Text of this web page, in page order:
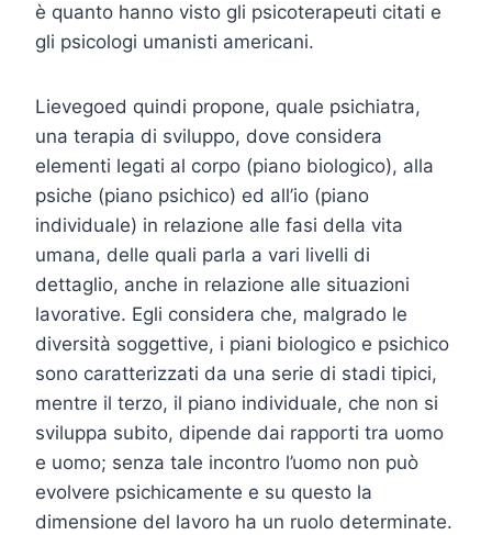
è quanto hanno visto gli psicoterapeuti citati e
gli psicologi umanisti americani.
Lievegoed quindi propone, quale psichiatra,
una terapia di sviluppo, dove considera
elementi legati al corpo (piano biologico), alla
psiche (piano psichico) ed all’io (piano
individuale) in relazione alle fasi della vita
umana, delle quali parla a vari livelli di
dettaglio, anche in relazione alle situazioni
lavorative. Egli considera che, malgrado le
diversità soggettive, i piani biologico e psichico
sono caratterizzati da una serie di stadi tipici,
mentre il terzo, il piano individuale, che non si
sviluppa subito, dipende dai rapporti tra uomo
e uomo; senza tale incontro l’uomo non può
evolvere psichicamente e su questo la
dimensione del lavoro ha un ruolo determinate.